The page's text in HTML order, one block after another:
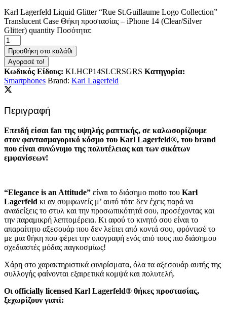
Karl Lagerfeld Liquid Glitter “Rue St.Guillaume Logo Collection”
Translucent Case Θήκη προστασίας – iPhone 14 (Clear/Silver
Glitter) quantity Ποσότητα:
Προσθήκη στο καλάθι
Αγορασέ το!
Κωδικός Είδους: KLHCP14SLCRSGRS Κατηγορία:
Smartphones Brand: Karl Lagerfeld
Περιγραφή
Επειδή είσαι fan της υψηλής ραπτικής, σε καλωσορίζουμε
στον φαντασμαγορικό κόσμο του Karl Lagerfeld®, του brand
που είναι συνώνυμο της πολυτέλειας και των σικάτων
εμφανίσεων!
“Elegance is an Attitude” είναι το διάσημο motto του Karl
Lagerfeld κι αν συμφωνείς μ’ αυτό τότε δεν έχεις παρά να
αναδείξεις το στυλ και την προσωπικότητά σου, προσέχοντας και
την παραμικρή λεπτομέρεια. Κι αφού το κινητό σου είναι το
απαραίτητο αξεσουάρ που δεν λείπει από κοντά σου, φρόντισέ το
με μια θήκη που φέρει την υπογραφή ενός από τους πιο διάσημου
σχεδιαστές μόδας παγκοσμίως!
Χάρη στο χαρακτηριστικά φινιρίσματα, όλα τα αξεσουάρ αυτής της
συλλογής φαίνονται εξαιρετικά κομψά και πολυτελή.
Οι officially licensed Karl Lagerfeld® θήκες προστασίας,
ξεχωρίζουν γιατί: